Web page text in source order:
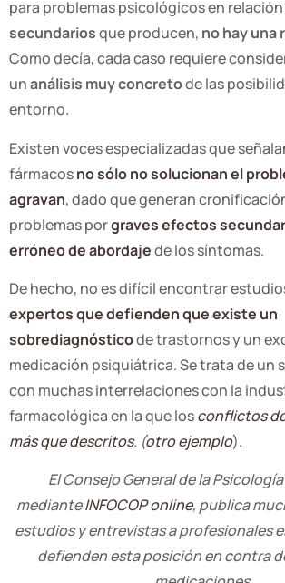
para problemas psicológicos en relación
secundariosque producen, no hay una
Como decía, cada caso requiere
unanálisis muy concretode las
entorno.
Existen voces especializadas que
fármacosno sólo no solucionan el
agravan, dado que generan
problemas porgraves efectos
erróneo de abordajede los síntomas.
De hecho, no es difícil encontrar
expertos que defienden que existe un
sobrediagnósticode trastornos y un
medicación psiquiátrica. Se trata de un
con muchas interrelaciones con la
farmacológica en la que losconflictos
más que descritos. (otro ejemplo).
El Consejo General de la
medianteINFOCOP online, publica
estudios y entrevistas a profesionales
defienden esta posición en contra